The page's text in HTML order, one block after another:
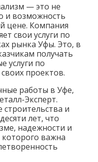
— это не
и возможность
цене. Компания
свои услуги по
рынка Уфы. Это, в
получать
услуги по
проектов.
работы в Уфе,
Эксперт.
и
лет, что
надежности и
важна